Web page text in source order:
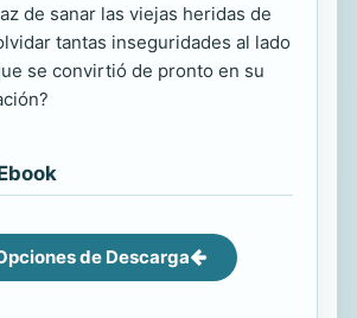
de sanar las viejas heridas de
tantas inseguridades al lado
se convirtió de pronto en su
de Descarga